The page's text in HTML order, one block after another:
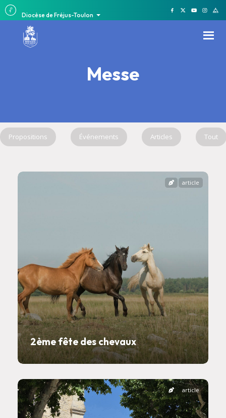
Diocèse de Fréjus-Toulon
Messe
Propositions Événements Articles Tout
2ème fête des chevaux
article
article